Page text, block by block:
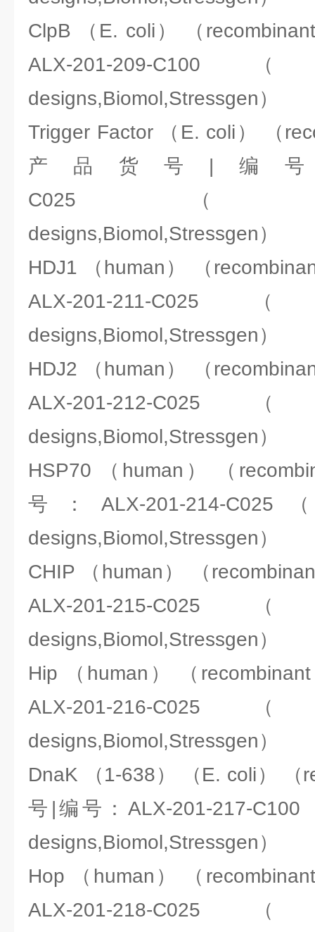
ClpB （E. coli） （
ALX-201-209-C100（
designs,Biomol,Stressgen）
Trigger Factor （E. coli） （
产品货号|编号：
C025（
designs,Biomol,Stressgen）
HDJ1 （human） （
ALX-201-211-C025（
designs,Biomol,Stressgen）
HDJ2 （human） （
ALX-201-212-C025（
designs,Biomol,Stressgen）
HSP70 （human） （
号：ALX-201-214-C025（
designs,Biomol,Stressgen）
CHIP （human） （
ALX-201-215-C025（
designs,Biomol,Stressgen）
Hip （human） （
ALX-201-216-C025（
designs,Biomol,Stressgen）
DnaK （1-638） （E. coli） （
号|编号：ALX-201-217-C100
designs,Biomol,Stressgen）
Hop （human） （
ALX-201-218-C025（